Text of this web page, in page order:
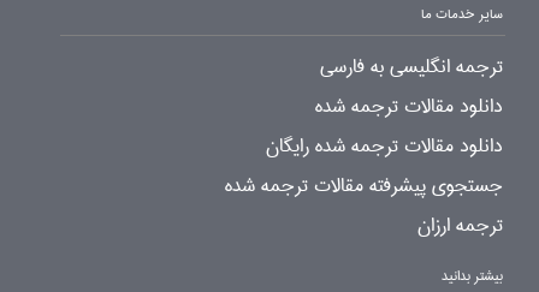
سایر خدمات ما
ترجمه انگلیسی به فارسی
دانلود مقالات ترجمه شده
دانلود مقالات ترجمه شده رایگان
جستجوی پیشرفته مقالات ترجمه شده
ترجمه ارزان
بیشتر بدانید